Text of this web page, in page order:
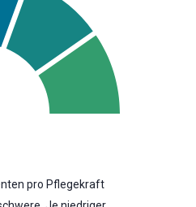
pro Pflegekraft